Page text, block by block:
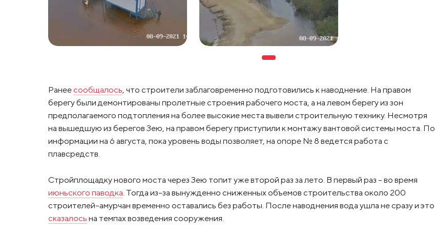
Ранеесообщалось, что строители заблаговременно подготовились к наводнение. На правом
берегу были демонтированы пролетные строения рабочего моста, а на левом берегу из зон
предполагаемого подтопления на более высокие места вывели строительную технику. Несмотря
на вышедшую из берегов Зею, на правом берегу приступили к монтажу вантовой системы моста. По
информации на 6 августа, пока уровень воды позволяет, на опоре № 8 ведется работа с
плавсредств.
Стройплощадку нового моста через Зею топит уже второй раз за лето. В первый раз – во время
июньского паводка. Тогда из-за вынужденно сниженных объемов строительства около 200
строителей-амурчан временно оставались без работы. После наводнения вода ушла не сразу и это
сказалось на темпах возведения сооружения.